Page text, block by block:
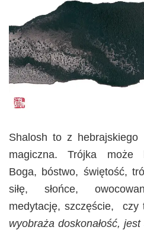
Shalosh to z hebrajskiego
magiczna. Trójka może
Boga, bóstwo, świętość,
siłę, słońce,
medytację, szczęście, czy
wyobraża doskonałość,